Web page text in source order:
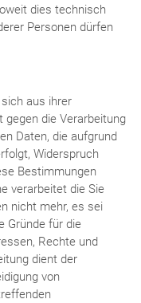
dies technisch
Personen dürfen
aus ihrer
gegen die Verarbeitung
Daten, die aufgrund
Widerspruch
Bestimmungen
verarbeitet die Sie
nicht mehr, es sei
Gründe für die
Rechte und
dient der
von